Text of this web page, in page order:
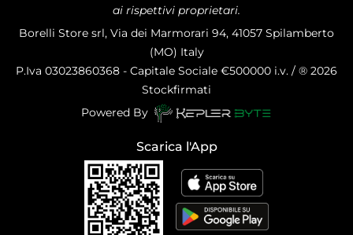
ai rispettivi proprietari.
Borelli Store srl, Via dei Marmorari 94, 41057 Spilamberto
(MO) Italy
P.Iva 03023860368 - Capitale Sociale €500000 i.v. / ® 2026
Stockfirmati
Powered By
Scarica l'App